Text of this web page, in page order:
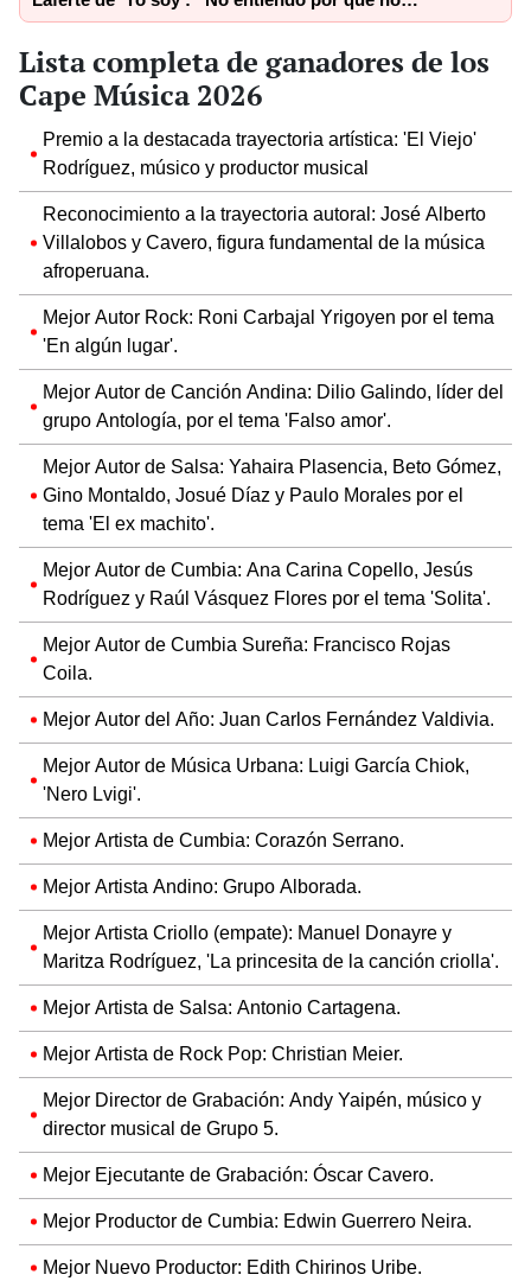
ganaste”
Lista completa de ganadores de los
Cape Música 2026
Premio a la destacada trayectoria artística: 'El Viejo'
Rodríguez, músico y productor musical
Reconocimiento a la trayectoria autoral: José Alberto
Villalobos y Cavero, figura fundamental de la música
afroperuana.
Mejor Autor Rock: Roni Carbajal Yrigoyen por el tema
'En algún lugar'.
Mejor Autor de Canción Andina: Dilio Galindo, líder del
grupo Antología, por el tema 'Falso amor'.
Mejor Autor de Salsa: Yahaira Plasencia, Beto Gómez,
Gino Montaldo, Josué Díaz y Paulo Morales por el
tema 'El ex machito'.
Mejor Autor de Cumbia: Ana Carina Copello, Jesús
Rodríguez y Raúl Vásquez Flores por el tema 'Solita'.
Mejor Autor de Cumbia Sureña: Francisco Rojas
Coila.
Mejor Autor del Año: Juan Carlos Fernández Valdivia.
Mejor Autor de Música Urbana: Luigi García Chiok,
'Nero Lvigi'.
Mejor Artista de Cumbia: Corazón Serrano.
Mejor Artista Andino: Grupo Alborada.
Mejor Artista Criollo (empate): Manuel Donayre y
Maritza Rodríguez, 'La princesita de la canción criolla'.
Mejor Artista de Salsa: Antonio Cartagena.
Mejor Artista de Rock Pop: Christian Meier.
Mejor Director de Grabación: Andy Yaipén, músico y
director musical de Grupo 5.
Mejor Ejecutante de Grabación: Óscar Cavero.
Mejor Productor de Cumbia: Edwin Guerrero Neira.
Mejor Nuevo Productor: Edith Chirinos Uribe.